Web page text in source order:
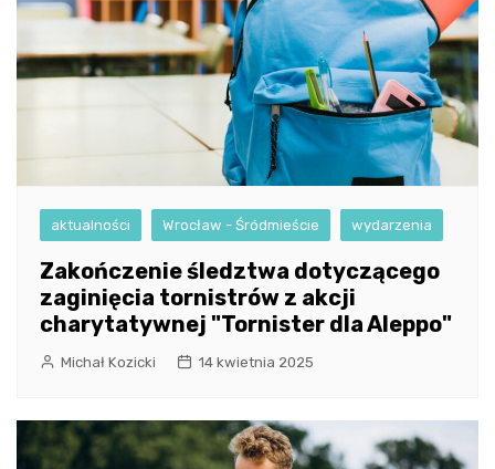
aktualności Wrocław - Śródmieście wydarzenia
Zakończenie śledztwa dotyczącego
zaginięcia tornistrów z akcji
charytatywnej "Tornister dla Aleppo"
Michał Kozicki 14 kwietnia 2025